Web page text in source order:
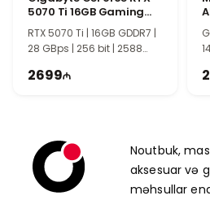
5070 Ti 16GB Gaming
OC
RTX 5070 Ti | 16GB GDDR7 |
28 GBps | 256 bit | 2588
2699
Noutbuk,
aksesuar və
məhsullar